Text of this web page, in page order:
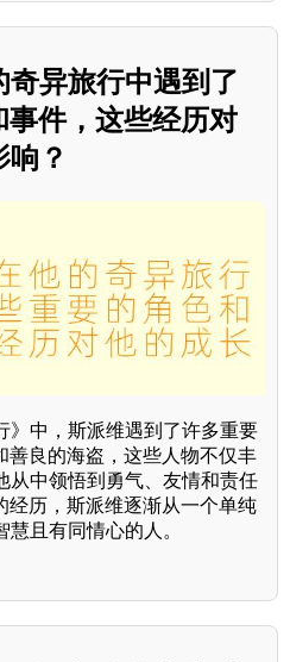
异旅行中遇到了
事件，这些经历对
？
》中，斯派维遇到了许多重要
善良的海盗，这些人物不仅丰
从中领悟到勇气、友情和责任
经历，斯派维逐渐从一个单纯
且有同情心的人。